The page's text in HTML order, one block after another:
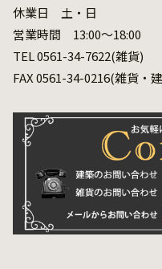
休業日 土・日
営業時間 13:00～18:00
TEL 0561-34-7622(雑貨)
FAX 0561-34-0216(雑貨・